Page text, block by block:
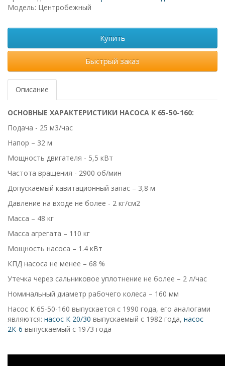
Модель: Центробежный
Купить
Быстрый заказ
Описание
ОСНОВНЫЕ ХАРАКТЕРИСТИКИ НАСОСА К 65-50-160:
Подача - 25 м3/час
Напор – 32 м
Мощность двигателя - 5,5 кВт
Частота вращения - 2900 об/мин
Допускаемый кавитационный запас – 3,8 м
Давление на входе не более - 2 кг/см2
Масса – 48 кг
Масса агрегата – 110 кг
Мощность насоса – 1.4 кВт
КПД насоса не менее – 68 %
Утечка через сальниковое уплотнение не более – 2 л/час
Номинальный диаметр рабочего колеса – 160 мм
Насос К 65-50-160 выпускается с 1990 года, его аналогами
являются: насос К 20/30 выпускаемый с 1982 года, насос
2К-6 выпускаемый с 1973 года